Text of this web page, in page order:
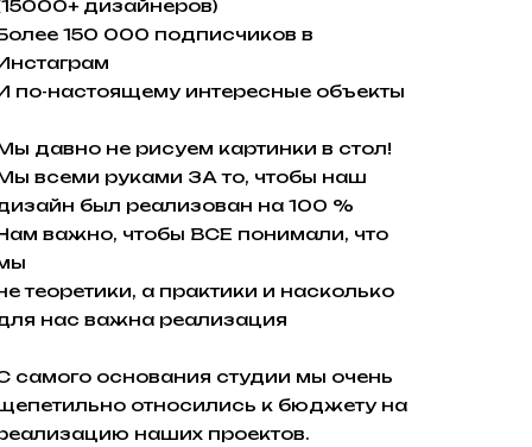
дизайнеров)
150 000 подписчиков в
по-настоящему интересные объекты
давно не рисуем картинки в стол!
всеми руками ЗА то, чтобы наш
был реализован на 100 %
важно, чтобы ВСЕ понимали, что
теоретики, а практики и насколько
нас важна реализация
самого основания студии мы очень
относились к бюджету на
наших проектов.